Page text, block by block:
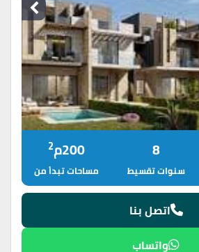
8
سنوات تقسيط
200م 2
مساحات تبدأ من
اتصل بنا
واتساب